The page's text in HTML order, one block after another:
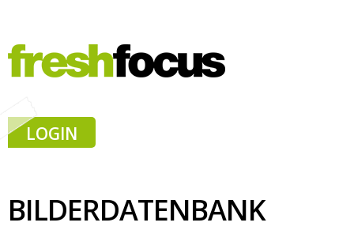
LOGIN
BILDERDATENBANK